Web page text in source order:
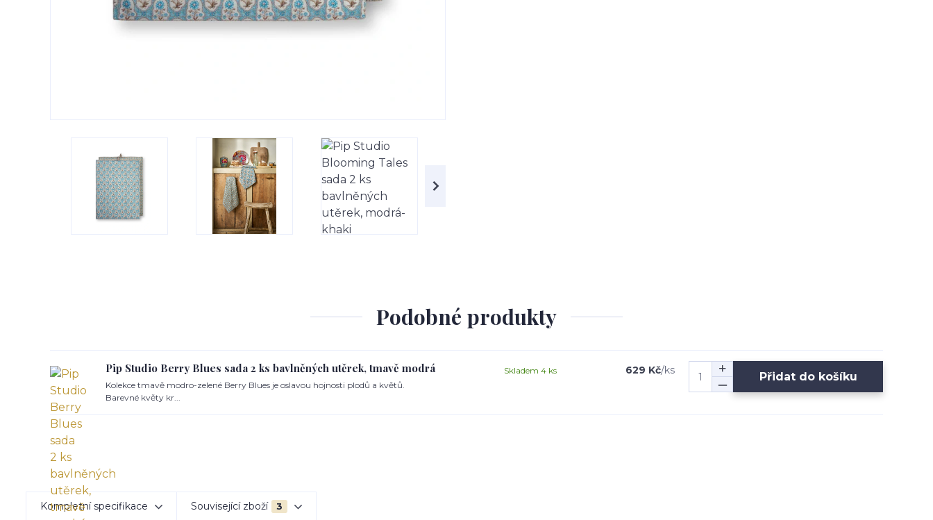
Podobné produkty
Pip Studio Berry Blues sada 2 ks bavlněných utěrek, tmavě modrá
Kolekce tmavě modro-zelené Berry Blues je oslavou hojnosti plodů a květů.
Barevné květy kr...
629 Kč/ks
Skladem 4 ks Přidat do košíku
Kompletní specifikace Související zboží 3